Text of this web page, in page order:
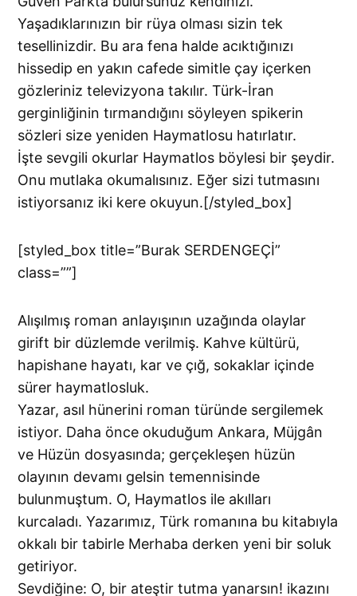
Yaşadıklarınızın bir rüya olması sizin tek
tesellinizdir. Bu ara fena halde acıktığınızı
hissedip en yakın cafede simitle çay içerken
gözleriniz televizyona takılır. Türk-İran
gerginliğinin tırmandığını söyleyen spikerin
sözleri size yeniden Haymatlosu hatırlatır.
İşte sevgili okurlar Haymatlos böylesi bir şeydir.
Onu mutlaka okumalısınız. Eğer sizi tutmasını
istiyorsanız iki kere okuyun.[/styled_box]
[styled_box title=”Burak SERDENGEÇİ”
class=””]
Alışılmış roman anlayışının uzağında olaylar
girift bir düzlemde verilmiş. Kahve kültürü,
hapishane hayatı, kar ve çığ, sokaklar içinde
sürer haymatlosluk.
Yazar, asıl hünerini roman türünde sergilemek
istiyor. Daha önce okuduğum Ankara, Müjgân
ve Hüzün dosyasında; gerçekleşen hüzün
olayının devamı gelsin temennisinde
bulunmuştum. O, Haymatlos ile akılları
kurcaladı. Yazarımız, Türk romanına bu kitabıyla
okkalı bir tabirle Merhaba derken yeni bir soluk
getiriyor.
Sevdiğine: O, bir ateştir tutma yanarsın! ikazını